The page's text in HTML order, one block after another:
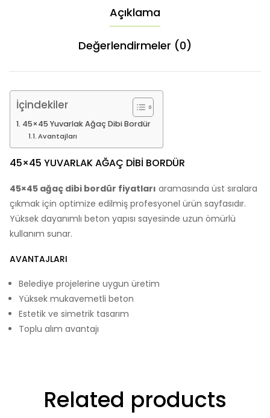
Açıklama
Değerlendirmeler (0)
İçindekiler
45×45 Yuvarlak Ağaç Dibi Bordür
Avantajları
45×45 YUVARLAK AĞAÇ DIBI BORDÜR
45×45 ağaç dibi bordür fiyatları aramasında üst sıralara
çıkmak için optimize edilmiş profesyonel ürün sayfasıdır.
Yüksek dayanımlı beton yapısı sayesinde uzun ömürlü
kullanım sunar.
AVANTAJLARI
Belediye projelerine uygun üretim
Yüksek mukavemetli beton
Estetik ve simetrik tasarım
Toplu alım avantajı
Related products